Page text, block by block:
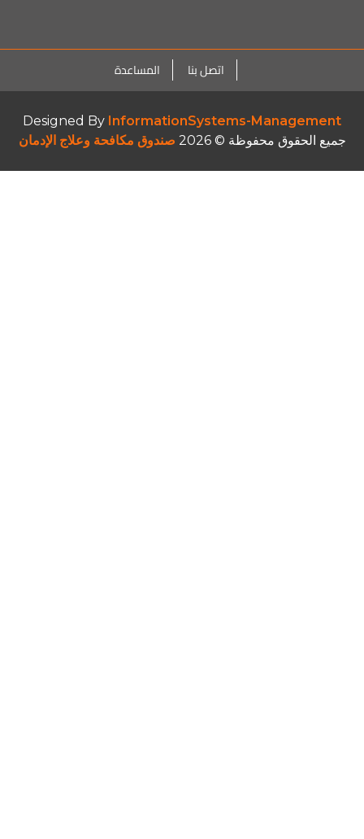
اتصل بنا المساعدة
Designed By InformationSystems-Management
جميع الحقوق محفوظة © 2026
صندوق مكافحة وعلاج الإدمان